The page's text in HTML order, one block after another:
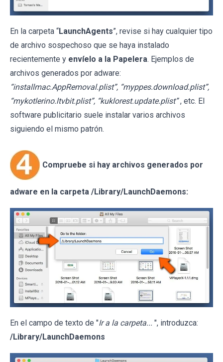
En la carpeta “LaunchAgents”, revise si hay cualquier tipo
de archivo sospechoso que se haya instalado
recientemente y envíelo a la Papelera. Ejemplos de
archivos generados por adware:
“installmac.AppRemoval.plist”, “myppes.download.plist”,
“mykotlerino.ltvbit.plist”, “kuklorest.update.plist” , etc. El
software publicitario suele instalar varios archivos
siguiendo el mismo patrón.
Compruebe si hay archivos generados por
adware en la carpeta /Library/LaunchDaemons:
En el campo de texto de "Ir a la carpeta... ", introduzca:
/Library/LaunchDaemons